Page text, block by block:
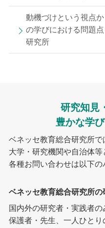
動機づけという視点
の学びにおける問題
研究所
研究知見
豊かな学
ベネッセ教育総合研究所で
大学・研究機関や自治体等
各種お問い合わせは以下の
ベネッセ教育総合研究所の
国内外の研究者・実践者
保護者・先生、一人ひと